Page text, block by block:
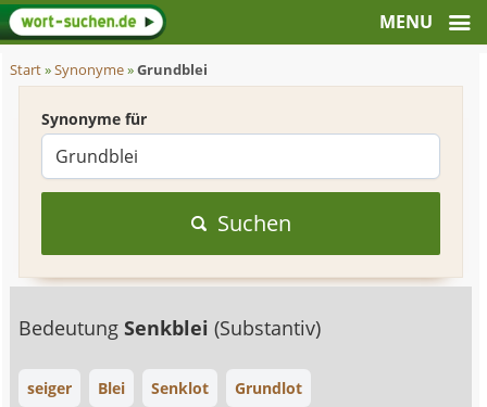
Start»Synonyme»Grundblei
Synonyme für
Suchen
BedeutungSenkblei(Substantiv)
seiger Blei Senklot Grundlot